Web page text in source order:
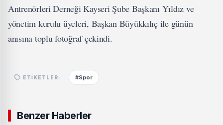
Antrenörleri Derneği Kayseri Şube Başkanı Yıldız ve
yönetim kurulu üyeleri, Başkan Büyükkılıç ile günün
anısına toplu fotoğraf çekindi.
ETIKETLER: #Spor
Benzer Haberler